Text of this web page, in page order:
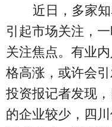
近日，多家
引起市场关注，
关注焦点。有业
格高涨，或许会
投资报记者发现
的企业较少，四